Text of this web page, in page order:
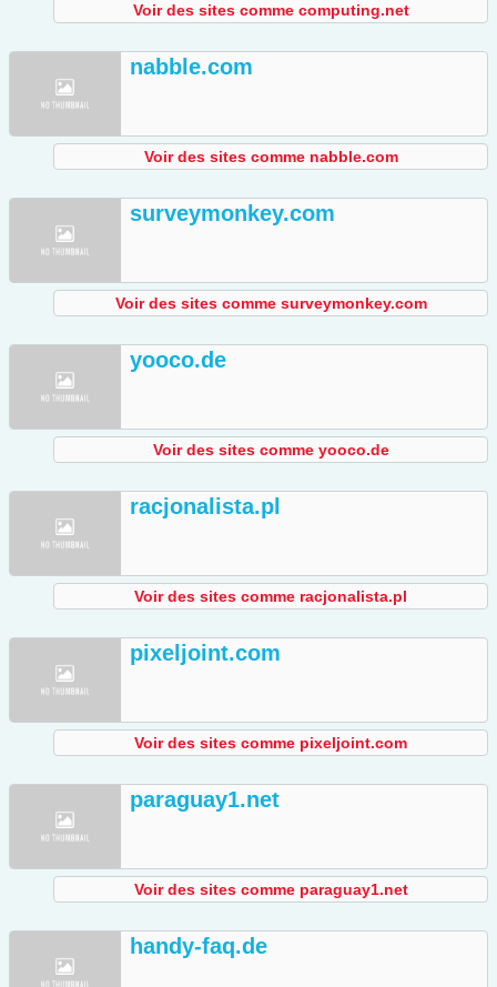
Voir des sites comme computing.net
nabble.com
Voir des sites comme nabble.com
surveymonkey.com
Voir des sites comme surveymonkey.com
yooco.de
Voir des sites comme yooco.de
racjonalista.pl
Voir des sites comme racjonalista.pl
pixeljoint.com
Voir des sites comme pixeljoint.com
paraguay1.net
Voir des sites comme paraguay1.net
handy-faq.de